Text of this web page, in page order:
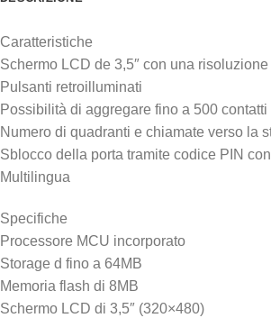
Caratteristiche
Schermo LCD de 3,5″ con una
Pulsanti retroilluminati
Possibilità di aggregare fino a 500 contatti
Numero di quadranti e chiamate verso la
Sblocco della porta tramite codice PIN
Multilingua
Specifiche
Processore MCU incorporato
Storage d fino a 64MB
Memoria flash di 8MB
Schermo LCD di 3,5″ (320×480)